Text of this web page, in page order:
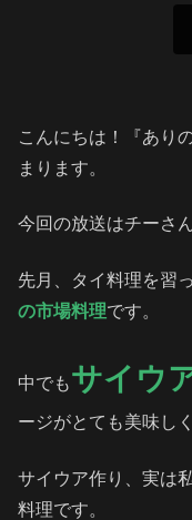
こんにちは！『あり
まります。
今回の放送はチーさ
先月、タイ料理を習
の市場料理です。
中でもサイウ
ージがとても美味し
サイウア作り、実は
料理です。